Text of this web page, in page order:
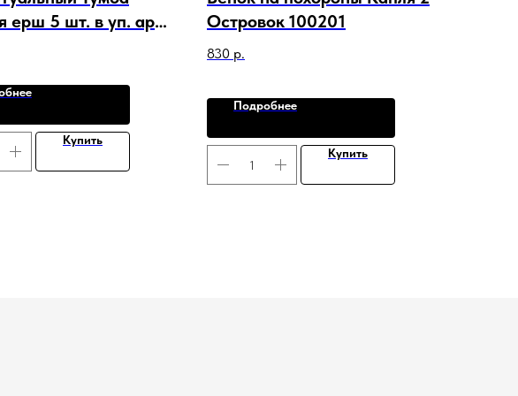
ерш 5 шт. в уп. арт.
Купить
Островок 100201
830 р.
Подробнее
Купить